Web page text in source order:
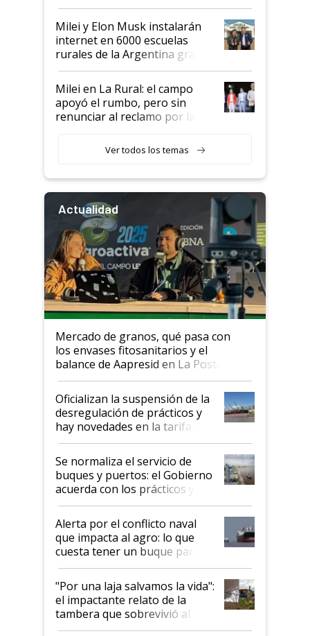
Milei y Elon Musk instalarán
internet en 6000 escuelas
rurales de la Argentina gracias
a un acuerdo con Starlink
Milei en La Rural: el campo
apoyó el rumbo, pero sin
renunciar al reclamo por las
Ver todos los temas
Actualidad
Mercado de granos, qué pasa con
los envases fitosanitarios y el
balance de Aapresid en La Posta
Oficializan la suspensión de la
desregulación de prácticos y
hay novedades en la tarifa de
la hidrovía
Se normaliza el servicio de
buques y puertos: el Gobierno
acuerda con los prácticos y
suspende el decreto de
desregulación
Alerta por el conflicto naval
que impacta al agro: lo que
cuesta tener un buque parado
y el peligro de que Argentina
pase a ser "país sucio"
"Por una laja salvamos la vida":
el impactante relato de la
tambera que sobrevivió al
tornado